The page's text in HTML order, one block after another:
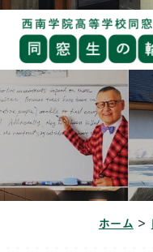
ホーム ＞